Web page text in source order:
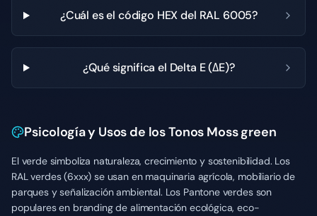
¿Cuál es el código HEX del RAL 6005?
¿Qué significa el Delta E (ΔE)?
Psicología y Usos de los Tonos Moss green
El verde simboliza naturaleza, crecimiento y sostenibilidad. Los
RAL verdes (6xxx) se usan en maquinaria agrícola, mobiliario de
parques y señalización ambiental. Los Pantone verdes son
populares en branding de alimentación ecológica, eco-